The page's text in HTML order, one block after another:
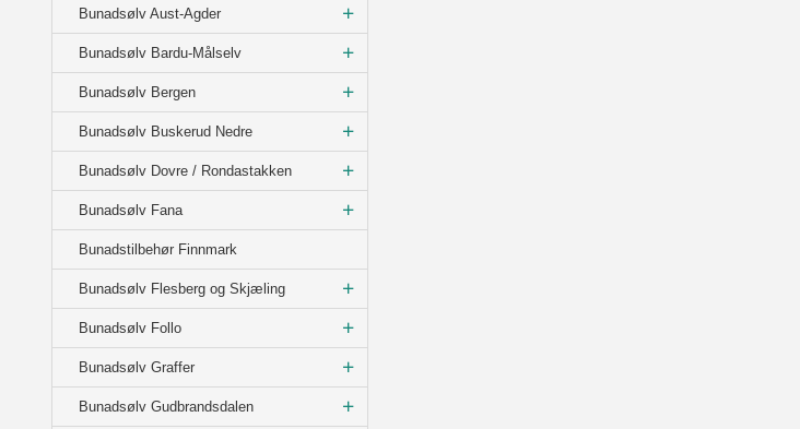
Bunadsølv Aust-Agder
Bunadsølv Bardu-Målselv
Bunadsølv Bergen
Bunadsølv Buskerud Nedre
Bunadsølv Dovre / Rondastakken
Bunadsølv Fana
Bunadstilbehør Finnmark
Bunadsølv Flesberg og Skjæling
Bunadsølv Follo
Bunadsølv Graffer
Bunadsølv Gudbrandsdalen